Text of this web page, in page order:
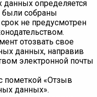
данных определяется
были собраны
не предусмотрен
отозвать свое
данных, направив
электронной почты
пометкой «Отзыв
данных».